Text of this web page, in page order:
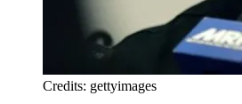
Credits: gettyimages